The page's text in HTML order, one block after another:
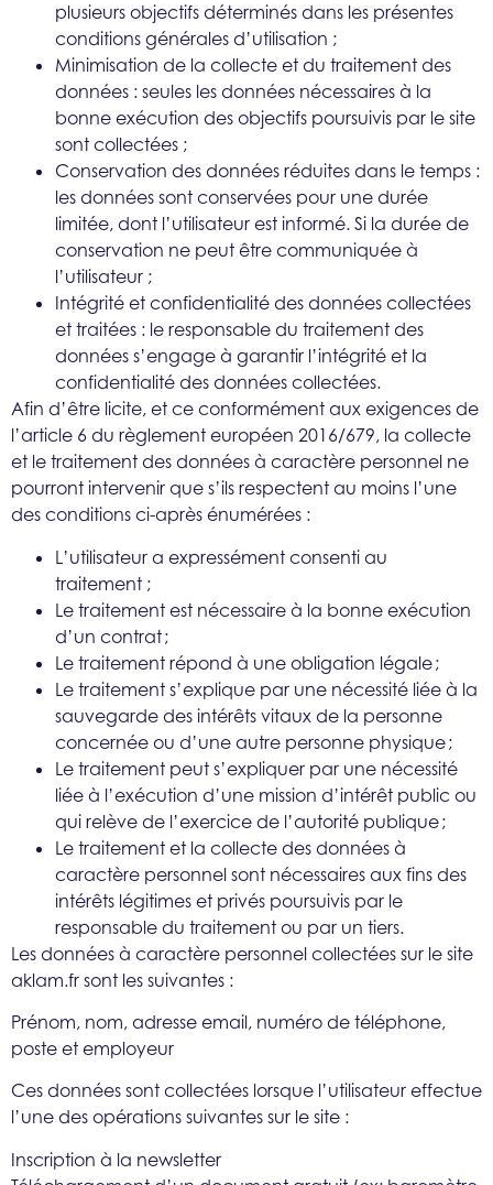
plusieurs objectifs déterminés dans les présentes
conditions générales d’utilisation ;
Minimisation de la collecte et du traitement des
données : seules les données nécessaires à la
bonne exécution des objectifs poursuivis par le site
sont collectées ;
Conservation des données réduites dans le temps :
les données sont conservées pour une durée
limitée, dont l’utilisateur est informé. Si la durée de
conservation ne peut être communiquée à
l’utilisateur ;
Intégrité et confidentialité des données collectées
et traitées : le responsable du traitement des
données s’engage à garantir l’intégrité et la
confidentialité des données collectées.
Afin d’être licite, et ce conformément aux exigences de
l’article 6 du règlement européen 2016/679, la collecte
et le traitement des données à caractère personnel ne
pourront intervenir que s’ils respectent au moins l’une
des conditions ci-après énumérées :
L’utilisateur a expressément consenti au
traitement ;
Le traitement est nécessaire à la bonne exécution
d’un contrat ;
Le traitement répond à une obligation légale ;
Le traitement s’explique par une nécessité liée à la
sauvegarde des intérêts vitaux de la personne
concernée ou d’une autre personne physique ;
Le traitement peut s’expliquer par une nécessité
liée à l’exécution d’une mission d’intérêt public ou
qui relève de l’exercice de l’autorité publique ;
Le traitement et la collecte des données à
caractère personnel sont nécessaires aux fins des
intérêts légitimes et privés poursuivis par le
responsable du traitement ou par un tiers.
Les données à caractère personnel collectées sur le site
aklam.fr sont les suivantes :
Prénom, nom, adresse email, numéro de téléphone,
poste et employeur
Ces données sont collectées lorsque l’utilisateur effectue
l’une des opérations suivantes sur le site :
Inscription à la newsletter